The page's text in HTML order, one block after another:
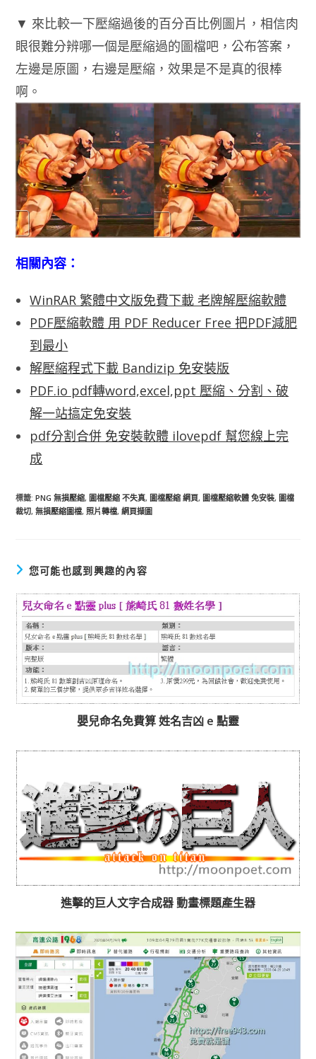
▼ 來比較一下壓縮過後的百分百比例圖片，相信肉
眼很難分辨哪一個是壓縮過的圖檔吧，公布答案，
左邊是原圖，右邊是壓縮，效果是不是真的很棒
啊。
相關內容：
WinRAR 繁體中文版免費下載 老牌解壓縮軟體
PDF壓縮軟體 用 PDF Reducer Free 把PDF減肥
到最小
解壓縮程式下載 Bandizip 免安裝版
PDF.io pdf轉word,excel,ppt 壓縮、分割、破
解一站搞定免安裝
pdf分割合併 免安裝軟體 ilovepdf 幫您線上完
成
標籤:PNG 無損壓縮, 圖檔壓縮 不失真, 圖檔壓縮 網頁, 圖檔壓縮軟體 免安裝, 圖檔
裁切, 無損壓縮圖檔, 照片轉檔, 網頁擷圖
您可能也感到興趣的內容
嬰兒命名免費算 姓名吉凶 e 點靈
進擊的巨人文字合成器 動畫標題產生器